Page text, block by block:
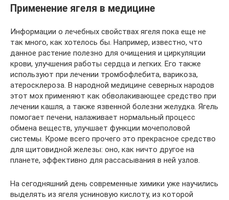
Применение ягеля в медицине
Информации о лечебных свойствах ягеля пока еще не
так много, как хотелось бы. Например, известно, что
данное растение полезно для очищения и циркуляции
крови, улучшения работы сердца и легких. Его также
используют при лечении тромбофлебита, варикоза,
атеросклероза. В народной медицине северных народов
этот мох применяют как обволакивающее средство при
лечении кашля, а также язвенной болезни желудка. Ягель
помогает печени, налаживает нормальный процесс
обмена веществ, улучшает функции мочеполовой
системы. Кроме всего прочего это прекрасное средство
для щитовидной железы: оно, как ничто другое на
планете, эффективно для рассасывания в ней узлов.
На сегодняшний день современные химики уже научились
выделять из ягеля усниновую кислоту, из которой